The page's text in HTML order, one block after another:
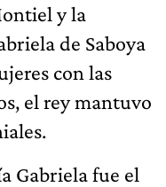
y la
de Saboya
con las
el rey mantuvo
Gabriela fue el